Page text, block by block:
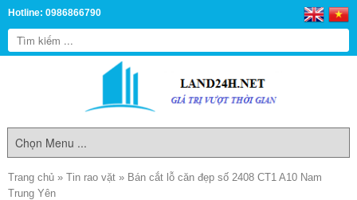
Hotline: 0986866790
Trang chủ » Tin rao vặt » Bán cắt lỗ căn đẹp số 2408 CT1 A10 Nam
Trung Yên